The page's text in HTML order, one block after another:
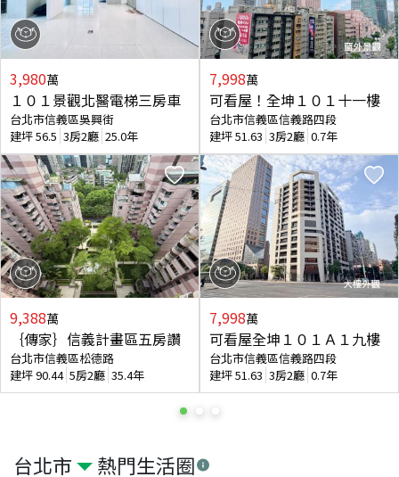
台北市 熱門生活圈
3,980萬
１０１景觀北醫電梯三房車
台北市信義區吳興街
建坪56.5 3房2廳 25.0年
9,388萬
｛傳家｝信義計畫區五房讚
台北市信義區松德路
建坪90.44 5房2廳 35.4年
7,998萬
可看屋！全坤１０１十一樓
台北市信義區信義路四段
建坪51.63 3房2廳 0.7年
7,998萬
可看屋全坤１０１Ａ１九樓
台北市信義區信義路四段
建坪51.63 3房2廳 0.7年